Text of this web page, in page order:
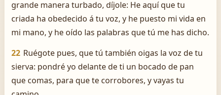
grande manera turbado, díjole: He aquí que tu
criada ha obedecido á tu voz, y he puesto mi vida en
mi mano, y he oído las palabras que tú me has dicho.
22 Ruégote pues, que tú también oigas la voz de tu
sierva: pondré yo delante de ti un bocado de pan
que comas, para que te corrobores, y vayas tu